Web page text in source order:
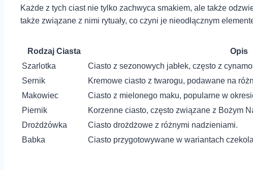
Każde z tych ciast nie tylko zachwyca smakiem, ale także
także związane z nimi rytuały, co czyni je nieodłącznym
Rodzaj Ciasta
Opis
Szarlotka
Ciasto z sezonowych jabłek, często z
Sernik
Kremowe ciasto z twarogu, podawane na
Makowiec
Ciasto z mielonego maku, popularne w
Piernik
Korzenne ciasto, często związane z Bożym
Drożdżówka
Ciasto drożdżowe z różnymi nadzieniami.
Babka
Ciasto przygotowywane w wariantach